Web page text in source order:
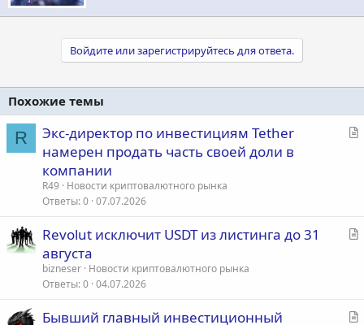
Войдите или зарегистрируйтесь для ответа.
Похожие темы
R
С
Экс-директор по инвестициям Tether
намерен продать часть своей доли в
компании
R49
Новости криптовалютного рынка
Ответы 0 07.07.2026
С
я
Revolut исключит USDT из листинга до 31
августа
bizneser Новости криптовалютного рынка
Ответы 0 04.07.2026
С
Бывший главный инвестиционный